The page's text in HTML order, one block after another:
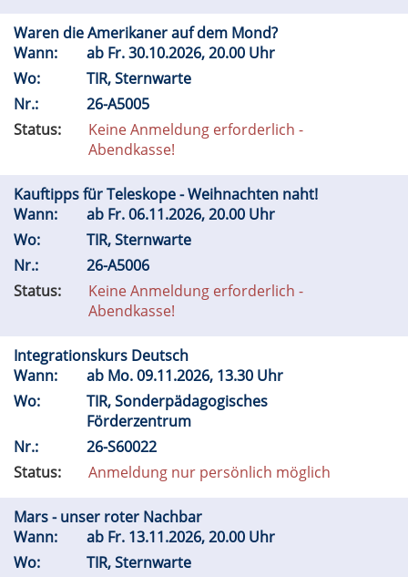
Waren die Amerikaner auf dem Mond?
Wann:
ab Fr.30.10.2026, 20.00 Uhr
Wo:
TIR, Sternwarte
Nr.:
26-A5005
Status:
Keine Anmeldung erforderlich -
Abendkasse!
Kauftipps für Teleskope - Weihnachten naht!
Wann:
ab Fr.06.11.2026, 20.00 Uhr
Wo:
TIR, Sternwarte
Nr.:
26-A5006
Status:
Keine Anmeldung erforderlich -
Abendkasse!
Integrationskurs Deutsch
Wann:
ab Mo.09.11.2026, 13.30 Uhr
Wo:
TIR, Sonderpädagogisches
Förderzentrum
Nr.:
26-S60022
Status:
Anmeldung nur persönlich möglich
Mars - unser roter Nachbar
Wann:
ab Fr. 13.11.2026, 20.00 Uhr
Wo:
TIR, Sternwarte